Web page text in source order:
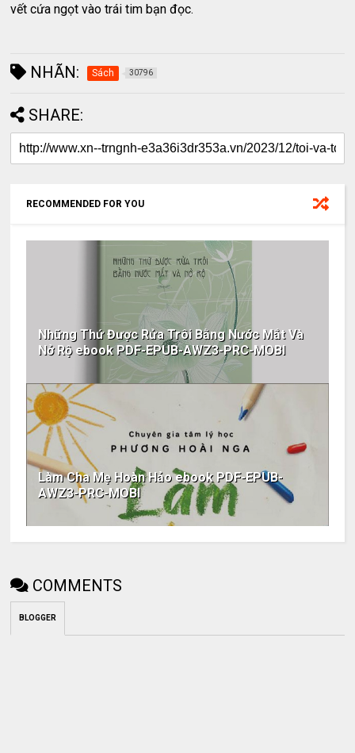
vết cứa ngọt vào trái tim bạn đọc.
NHÃN: Sách 30796
SHARE:
RECOMMENDED FOR YOU
Những Thứ Được Rửa Trôi Bằng Nước Mắt Và
Nở Rộ ebook PDF-EPUB-AWZ3-PRC-MOBI
Làm Cha Mẹ Hoàn Hảo ebook PDF-EPUB-
AWZ3-PRC-MOBI
COMMENTS
BLOGGER